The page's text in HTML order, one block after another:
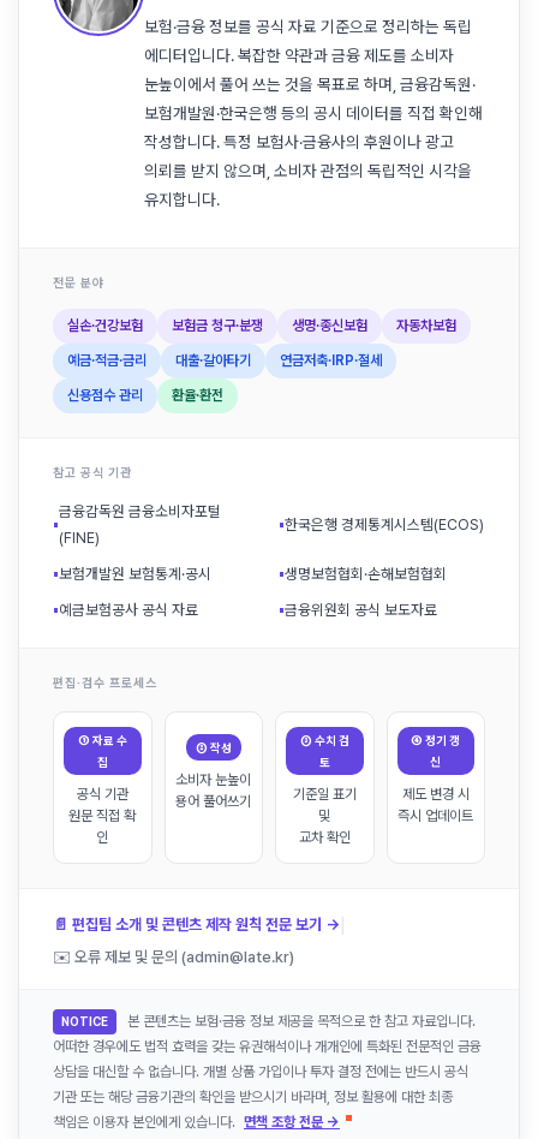
보험·금융 정보를 공식 자료 기준으로 정리하는 독립
에디터입니다. 복잡한 약관과 금융 제도를 소비자
눈높이에서 풀어 쓰는 것을 목표로 하며, 금융감독원·
보험개발원·한국은행 등의 공시 데이터를 직접 확인해
작성합니다. 특정 보험사·금융사의 후원이나 광고
의뢰를 받지 않으며, 소비자 관점의 독립적인 시각을
유지합니다.
전문 분야
실손·건강보험 보험금 청구·분쟁 생명·종신보험 자동차보험
예금·적금·금리 대출·갈아타기 연금저축·IRP·절세
신용점수 관리 환율·환전
참고 공식 기관
▪
금융감독원 금융소비자포털
(FINE)
▪한국은행 경제통계시스템(ECOS)
▪보험개발원 보험통계·공시 ▪생명보험협회·손해보험협회
▪예금보험공사 공식 자료 ▪금융위원회 공식 보도자료
편집·검수 프로세스
① 자료 수
집
공식 기관
원문 직접 확
인
② 작성
소비자 눈높이
용어 풀어쓰기
③ 수치 검
토
기준일 표기
및
교차 확인
④ 정기 갱
신
제도 변경 시
즉시 업데이트
📄 편집팀 소개 및 콘텐츠 제작 원칙 전문 보기 → |
✉️ 오류 제보 및 문의 (admin@late.kr)
NOTICE
본 콘텐츠는 보험·금융 정보 제공을 목적으로 한 참고 자료입니다.
어떠한 경우에도 법적 효력을 갖는 유권해석이나 개개인에 특화된 전문적인 금융
상담을 대신할 수 없습니다. 개별 상품 가입이나 투자 결정 전에는 반드시 공식
기관 또는 해당 금융기관의 확인을 받으시기 바라며, 정보 활용에 대한 최종
책임은 이용자 본인에게 있습니다. 면책 조항 전문 →